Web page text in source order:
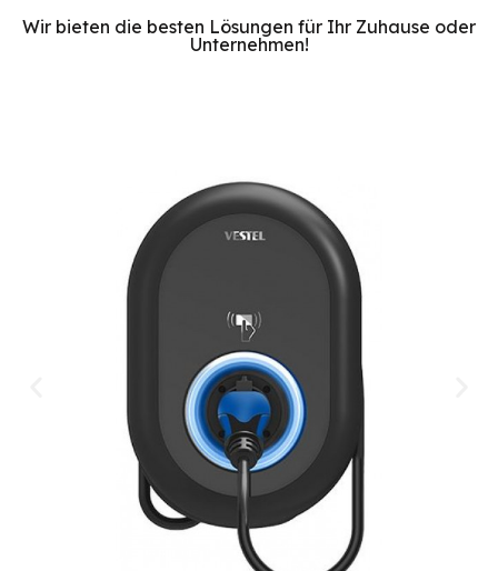
Wir bieten die besten Lösungen für Ihr Zuhause oder
Unternehmen!